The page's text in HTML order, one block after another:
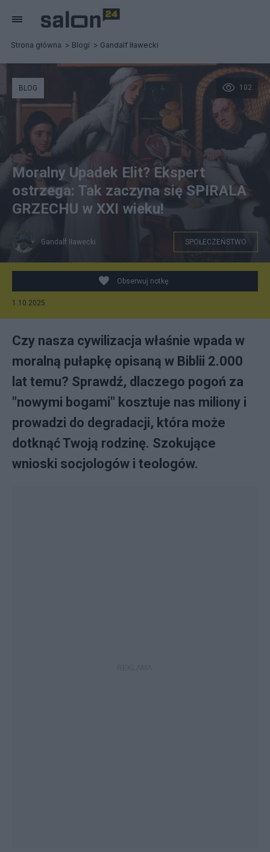
Strona główna Blogi Gandalf Iławecki
czasnawnetrze.pl
102
BLOG
Moralny Upadek Elit? Ekspert
ostrzega: Tak zaczyna się SPIRALA
GRZECHU w XXI wieku!
Gandalf Iławecki SPOŁECZEŃSTWO
Obserwuj notkę
1.10.2025
Czy nasza cywilizacja właśnie wpada w
moralną pułapkę opisaną w Biblii 2.000
lat temu? Sprawdź, dlaczego pogoń za
"nowymi bogami" kosztuje nas miliony i
prowadzi do degradacji, która może
dotknąć Twoją rodzinę. Szokujące
wnioski socjologów i teologów.